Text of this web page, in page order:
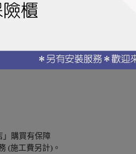
負擔。
」購買有保障
(施工費另計)。